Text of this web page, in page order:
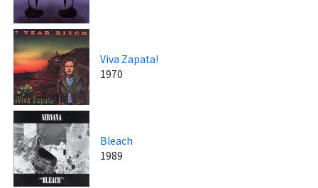
Viva Zapata!
1970
Bleach
1989